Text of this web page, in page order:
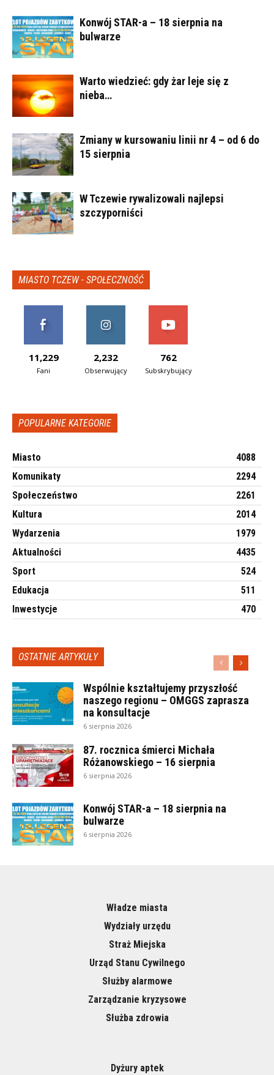
Konwój STAR-a – 18 sierpnia na
bulwarze
Warto wiedzieć: gdy żar leje się z
nieba…
Zmiany w kursowaniu linii nr 4 – od 6 do
15 sierpnia
W Tczewie rywalizowali najlepsi
szczyporniści
MIASTO TCZEW - SPOŁECZNOŚĆ
11,229
Fani
2,232
Obserwujący
762
Subskrybujący
POPULARNE KATEGORIE
Miasto
4088
Komunikaty
2294
Społeczeństwo
2261
Kultura
2014
Wydarzenia
1979
Aktualności
4435
Sport
524
Edukacja
511
Inwestycje
470
OSTATNIE ARTYKUŁY
Wspólnie kształtujemy przyszłość
naszego regionu – OMGGS zaprasza
na konsultacje
6 sierpnia 2026
87. rocznica śmierci Michała
Różanowskiego – 16 sierpnia
6 sierpnia 2026
Konwój STAR-a – 18 sierpnia na
bulwarze
6 sierpnia 2026
Władze miasta
Wydziały urzędu
Straż Miejska
Urząd Stanu Cywilnego
Służby alarmowe
Zarządzanie kryzysowe
Służba zdrowia
Dyżury aptek